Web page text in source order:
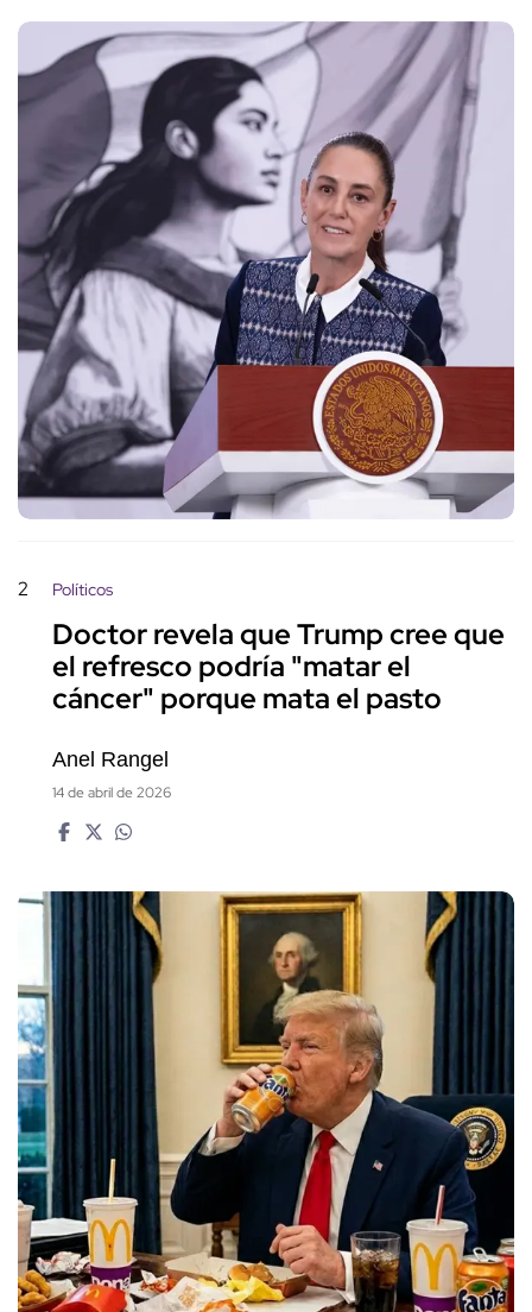
2 Políticos
Doctor revela que Trump cree que
el refresco podría "matar el
cáncer" porque mata el pasto
Anel Rangel
14 de abril de 2026